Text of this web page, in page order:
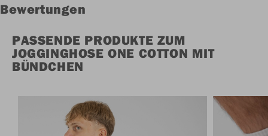
Bewertungen
PASSENDE PRODUKTE ZUM
JOGGINGHOSE ONE COTTON MIT
BÜNDCHEN